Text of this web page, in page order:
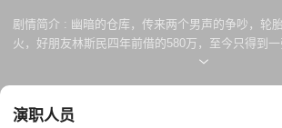
剧情简介 : 幽暗的仓库，传来两个男声的争吵，轮
火，好朋友林斯民四年前借的580万，至今只得到一
胎厂就要倒闭。表面上看，林斯民是商业界巨子，
购物，当两人亲密地在货架之间穿行选购商品时，
演职人员